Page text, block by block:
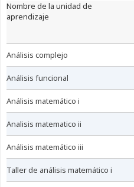
nombre de la unidad de
aprendizaje
análisis complejo
análisis funcional
análisis matemático i
analisis matematico ii
análisis matemático iii
taller de análisis matemático i